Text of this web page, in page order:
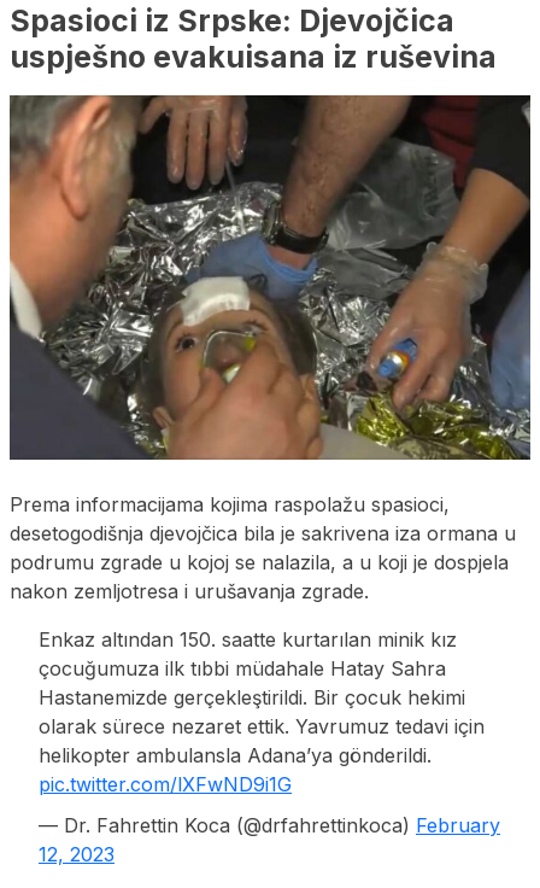
Spasioci iz Srpske: Djevojčica
uspješno evakuisana iz ruševina
Prema informacijama kojima raspolažu spasioci,
desetogodišnja djevojčica bila je sakrivena iza ormana u
podrumu zgrade u kojoj se nalazila, a u koji je dospjela
nakon zemljotresa i urušavanja zgrade.
Enkaz altından 150. saatte kurtarılan minik kız
çocuğumuza ilk tıbbi müdahale Hatay Sahra
Hastanemizde gerçekleştirildi. Bir çocuk hekimi
olarak sürece nezaret ettik. Yavrumuz tedavi için
helikopter ambulansla Adana’ya gönderildi.
pic.twitter.com/lXFwND9i1G
— Dr. Fahrettin Koca (@drfahrettinkoca) February
12, 2023